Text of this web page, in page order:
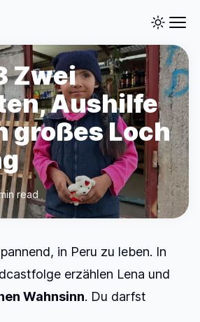
Zwei
Aushilfe
großes Loch
read
in Peru zu leben. In
erzählen Lena und
Wahnsinn. Du darfst